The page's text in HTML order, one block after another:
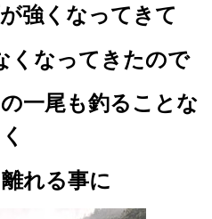
強くなってきて
くなってきたので
一尾も釣ることな
く
れる事に